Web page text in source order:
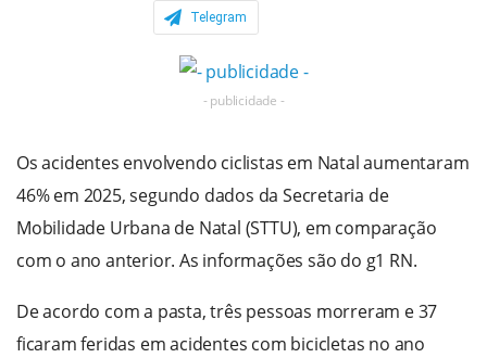
Telegram
- publicidade -
Os acidentes envolvendo ciclistas em Natal aumentaram
46% em 2025, segundo dados da Secretaria de
Mobilidade Urbana de Natal (STTU), em comparação
com o ano anterior. As informações são do g1 RN.
De acordo com a pasta, três pessoas morreram e 37
ficaram feridas em acidentes com bicicletas no ano